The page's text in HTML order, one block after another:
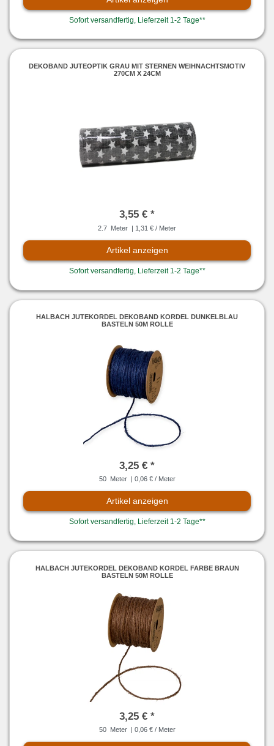
Sofort versandfertig, Lieferzeit 1-2 Tage**
DEKOBAND JUTEOPTIK GRAU MIT STERNEN WEIHNACHTSMOTIV
270CM X 24CM
3,55 € *
2.7 Meter | 1,31 € / Meter
Artikel anzeigen
Sofort versandfertig, Lieferzeit 1-2 Tage**
HALBACH JUTEKORDEL DEKOBAND KORDEL DUNKELBLAU
BASTELN 50M ROLLE
3,25 € *
50 Meter | 0,06 € / Meter
Artikel anzeigen
Sofort versandfertig, Lieferzeit 1-2 Tage**
HALBACH JUTEKORDEL DEKOBAND KORDEL FARBE BRAUN
BASTELN 50M ROLLE
3,25 € *
50 Meter | 0,06 € / Meter